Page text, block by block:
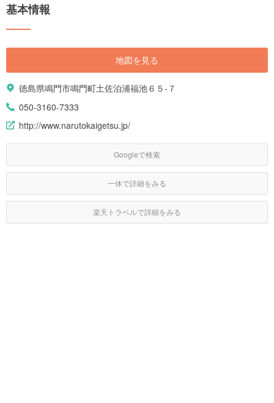
基本情報
地図を見る
徳島県鳴門市鳴門町土佐泊浦福池６５-７
050-3160-7333
http://www.narutokaigetsu.jp/
Googleで検索
一休で詳細をみる
楽天トラベルで詳細をみる